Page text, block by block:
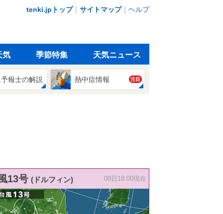
tenki.jpトップ｜ サイトマップ｜ ヘルプ
気 季節特集 天気ニュース
報士の解説 熱中症情報 注目
13号 (ドルフィン) 08日18:00現在